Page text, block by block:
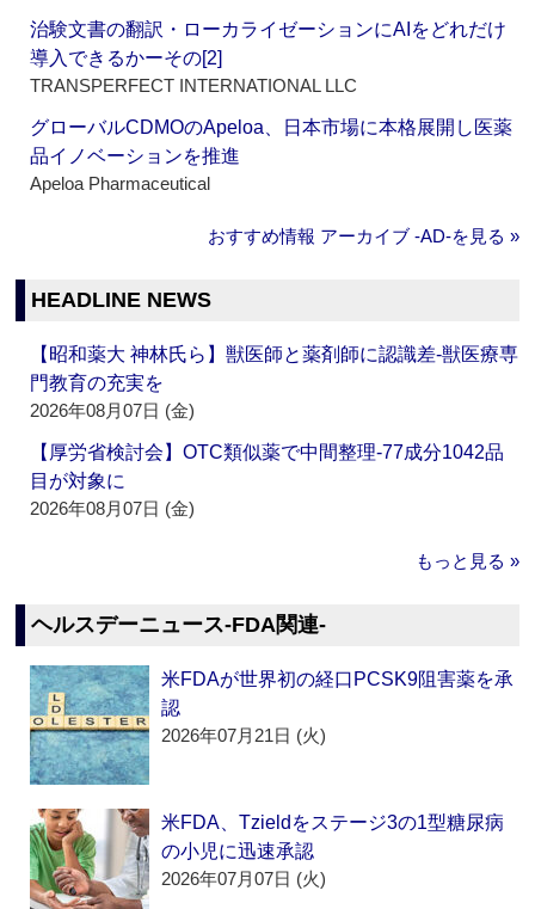
治験文書の翻訳・ローカライゼーションにAIをどれだけ
導入できるかーその[2]
TRANSPERFECT INTERNATIONAL LLC
グローバルCDMOのApeloa、日本市場に本格展開し医薬
品イノベーションを推進
Apeloa Pharmaceutical
おすすめ情報 アーカイブ ‐AD‐を見る »
HEADLINE NEWS
【昭和薬大 神林氏ら】獣医師と薬剤師に認識差‐獣医療専
門教育の充実を
2026年08月07日 (金)
【厚労省検討会】OTC類似薬で中間整理‐77成分1042品
目が対象に
2026年08月07日 (金)
もっと見る »
ヘルスデーニュース‐FDA関連‐
米FDAが世界初の経口PCSK9阻害薬を承
認
2026年07月21日 (火)
米FDA、Tzieldをステージ3の1型糖尿病
の小児に迅速承認
2026年07月07日 (火)